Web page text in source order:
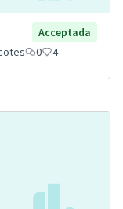
Acceptada
0 4